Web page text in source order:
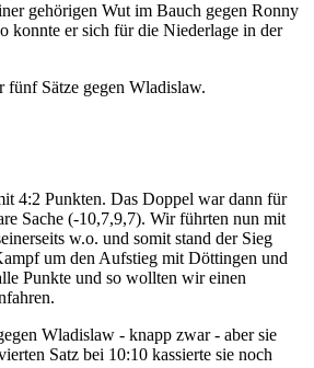
gehörigen Wut im Bauch gegen Ronny
konnte er sich für die Niederlage in der
fünf Sätze gegen Wladislaw.
4:2 Punkten. Das Doppel war dann für
Sache (-10,7,9,7). Wir führten nun mit
w.o. und somit stand der Sieg
um den Aufstieg mit Döttingen und
Punkte und so wollten wir einen
Wladislaw - knapp zwar - aber sie
Satz bei 10:10 kassierte sie noch